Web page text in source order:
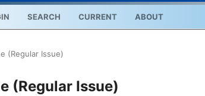
SEARCH CURRENT ABOUT
(Regular Issue)
(Regular Issue)